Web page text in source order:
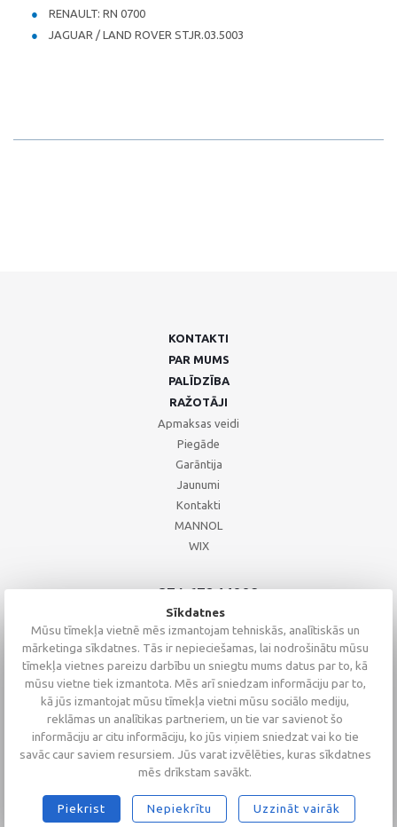
RENAULT: RN 0700
JAGUAR / LAND ROVER STJR.03.5003
KONTAKTI
PAR MUMS
PALĪDZĪBA
RAŽOTĀJI
Apmaksas veidi
Piegāde
Garāntija
Jaunumi
Kontakti
MANNOL
WIX
+371 67244008
+371 67271055
+371 26002793
2026 © Altaserviss SIA
Sīkdatnes
Mūsu tīmekļa vietnē mēs izmantojam tehniskās, analītiskās un
mārketinga sīkdatnes. Tās ir nepieciešamas, lai nodrošinātu mūsu
tīmekļa vietnes pareizu darbību un sniegtu mums datus par to, kā
mūsu vietne tiek izmantota. Mēs arī sniedzam informāciju par to,
kā jūs izmantojat mūsu tīmekļa vietni mūsu sociālo mediju,
reklāmas un analītikas partneriem, un tie var savienot šo
informāciju ar citu informāciju, ko jūs viņiem sniedzat vai ko tie
savāc caur saviem resursiem. Jūs varat izvēlēties, kuras sīkdatnes
mēs drīkstam savākt.
Piekrist Nepiekrītu Uzzināt vairāk